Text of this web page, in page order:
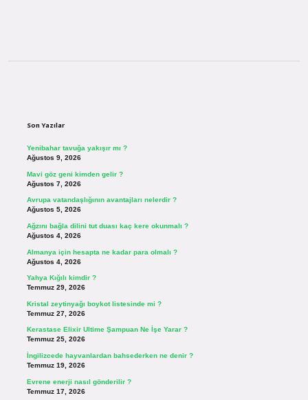
Son Yazılar
Yenibahar tavuğa yakışır mı ?
Ağustos 9, 2026
Mavi göz geni kimden gelir ?
Ağustos 7, 2026
Avrupa vatandaşlığının avantajları nelerdir ?
Ağustos 5, 2026
Ağzını bağla dilini tut duası kaç kere okunmalı ?
Ağustos 4, 2026
Almanya için hesapta ne kadar para olmalı ?
Ağustos 4, 2026
Yahya Kığılı kimdir ?
Temmuz 29, 2026
Kristal zeytinyağı boykot listesinde mi ?
Temmuz 27, 2026
Kerastase Elixir Ultime Şampuan Ne İşe Yarar ?
Temmuz 25, 2026
İngilizcede hayvanlardan bahsederken ne denir ?
Temmuz 19, 2026
Evrene enerji nasıl gönderilir ?
Temmuz 17, 2026